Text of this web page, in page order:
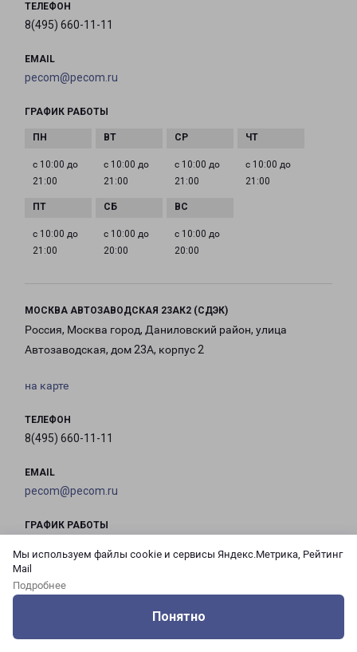
Мы используем файлы cookie и сервисы Яндекс.Метрика, Рейтинг
Mail
Подробнее
Понятно
ТЕЛЕФОН
8(495) 660-11-11
EMAIL
pecom@pecom.ru
ГРАФИК РАБОТЫ
с 10:00 до
21:00
с 10:00 до
21:00
с 10:00 до
21:00
с 10:00 до
21:00
с 10:00 до
21:00
с 10:00 до
20:00
с 10:00 до
20:00
МОСКВА АВТОЗАВОДСКАЯ 23АК2 (СДЭК)
Россия, Москва город, Даниловский район, улица
Автозаводская, дом 23А, корпус 2
на карте
ТЕЛЕФОН
8(495) 660-11-11
EMAIL
pecom@pecom.ru
ГРАФИК РАБОТЫ
21:00
21:00
21:00
21:00